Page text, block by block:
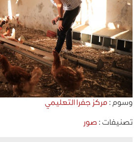
وسوم : مركز جفرا التعليمي
تصنيفات : صور